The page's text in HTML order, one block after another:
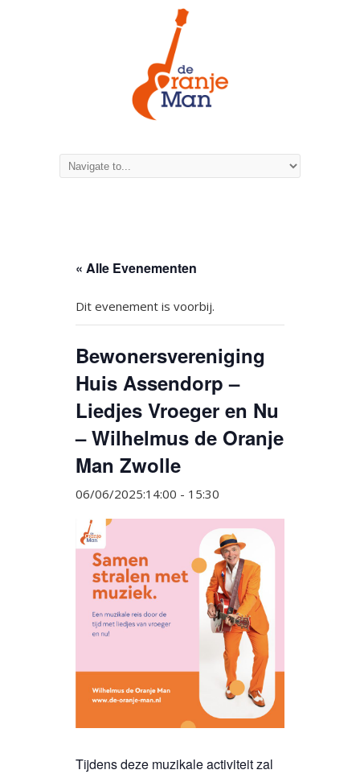
« Alle Evenementen
Dit evenement is voorbij.
Bewonersvereniging
Huis Assendorp –
Liedjes Vroeger en Nu
– Wilhelmus de Oranje
Man Zwolle
06/06/2025:14:00 - 15:30
Tijdens deze muzikale activiteit zal